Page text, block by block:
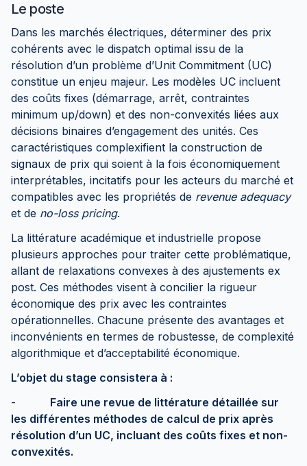
Le poste
Dans les marchés électriques, déterminer des prix
cohérents avec le dispatch optimal issu de la
résolution d’un problème d’Unit Commitment (UC)
constitue un enjeu majeur. Les modèles UC incluent
des coûts fixes (démarrage, arrêt, contraintes
minimum up/down) et des non-convexités liées aux
décisions binaires d’engagement des unités. Ces
caractéristiques complexifient la construction de
signaux de prix qui soient à la fois économiquement
interprétables, incitatifs pour les acteurs du marché et
compatibles avec les propriétés de revenue adequacy
et de no-loss pricing.
La littérature académique et industrielle propose
plusieurs approches pour traiter cette problématique,
allant de relaxations convexes à des ajustements ex
post. Ces méthodes visent à concilier la rigueur
économique des prix avec les contraintes
opérationnelles. Chacune présente des avantages et
inconvénients en termes de robustesse, de complexité
algorithmique et d’acceptabilité économique.
L’objet du stage consistera à :
- Faire une revue de littérature détaillée sur
les différentes méthodes de calcul de prix après
résolution d’un UC, incluant des coûts fixes et non-
convexités.